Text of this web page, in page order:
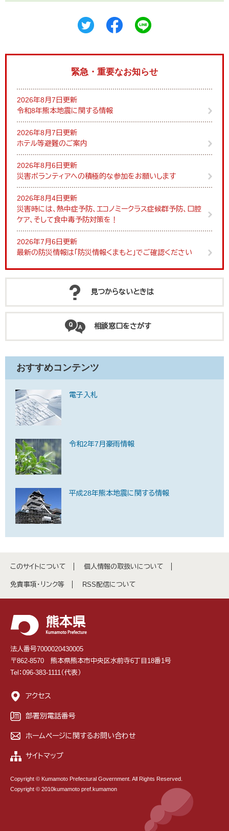
緊急・重要なお知らせ
2026年8月7日更新
令和8年熊本地震に関する情報
2026年8月7日更新
ホテル等避難のご案内
2026年8月6日更新
災害ボランティアへの積極的な参加をお願いします
2026年8月4日更新
災害時には、熱中症予防、エコノミークラス症候群予防、口腔
ケア、そして食中毒予防対策を！
2026年7月6日更新
最新の防災情報は「防災情報くまもと」でご確認ください
見つからないときは
相談窓口をさがす
おすすめコンテンツ
電子入札
令和2年7月豪雨情報
平成28年熊本地震に関する情報
このサイトについて 個人情報の取扱いについて
免責事項・リンク等 RSS配信について
法人番号7000020430005
〒862-8570 熊本県熊本市中央区水前寺6丁目18番1号
Tel：096-383-1111（代表）
アクセス
部署別電話番号
ホームページに関するお問い合わせ
サイトマップ
Copyright © Kumamoto Prefectural Government. All Rights Reserved.
Copyright © 2010kumamoto pref.kumamon